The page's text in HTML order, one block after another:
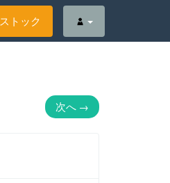
ストック
次へ →